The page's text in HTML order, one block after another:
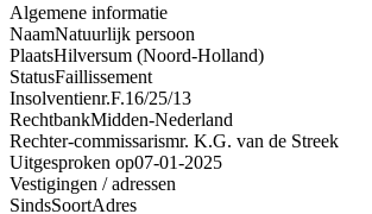
Algemene informatie
NaamNatuurlijk persoon
PlaatsHilversum (Noord-Holland)
StatusFaillissement
Insolventienr.F.16/25/13
RechtbankMidden-Nederland
Rechter-commissarismr. K.G. van de Streek
Uitgesproken op07-01-2025
Vestigingen / adressen
SindsSoortAdres